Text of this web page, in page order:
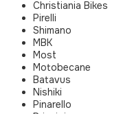
Christiania Bikes
Pirelli
Shimano
MBK
Most
Motobecane
Batavus
Nishiki
Pinarello